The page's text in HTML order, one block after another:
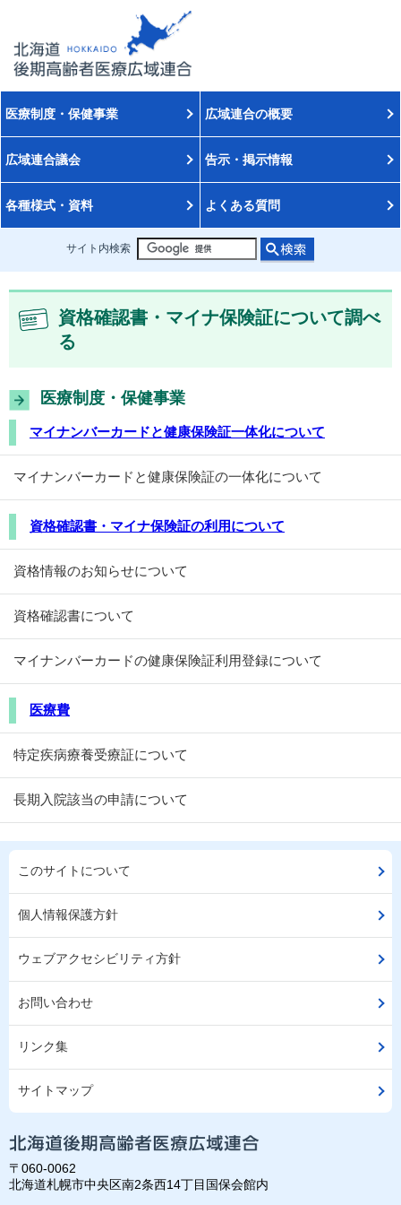
医療制度・保健事業 広域連合の概要
広域連合議会 告示・掲示情報
各種様式・資料 よくある質問
サイト内検索
資格確認書・マイナ保険証について調べ
る
医療制度・保健事業
マイナンバーカードと健康保険証一体化について
マイナンバーカードと健康保険証の一体化について
資格確認書・マイナ保険証の利用について
資格情報のお知らせについて
資格確認書について
マイナンバーカードの健康保険証利用登録について
医療費
特定疾病療養受療証について
長期入院該当の申請について
このサイトについて
個人情報保護方針
ウェブアクセシビリティ方針
お問い合わせ
リンク集
サイトマップ
〒060-0062
北海道札幌市中央区南2条西14丁目国保会館内